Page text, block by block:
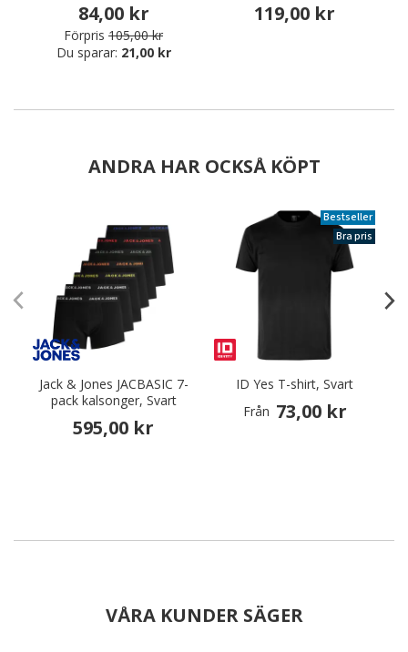
84,00 kr
Förpris 105,00 kr
Du sparar: 21,00 kr
119,00 kr
ANDRA HAR OCKSÅ KÖPT
Jack & Jones JACBASIC 7-
pack kalsonger, Svart
595,00 kr
Bestseller
Bra pris
ID Yes T-shirt, Svart
Från 73,00 kr
VÅRA KUNDER SÄGER